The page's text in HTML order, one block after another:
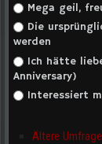
Mega geil,
Die
werden
Ich hätte
Anniversary)
Interessiert
Ältere